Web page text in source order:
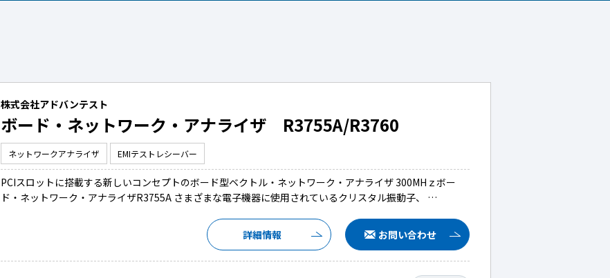
株式会社アドバンテスト
ボード・ネットワーク・アナライザ R3755A/R3760
ネットワークアナライザ EMIテストレシーバー
PCIスロットに搭載する新しいコンセプトのボード型ベクトル・ネットワーク・アナライザ 300MHｚボー
ド・ネットワーク・アナライザR3755A さまざまな電子機器に使用されているクリスタル振動子、 …
詳細情報 お問い合わせ